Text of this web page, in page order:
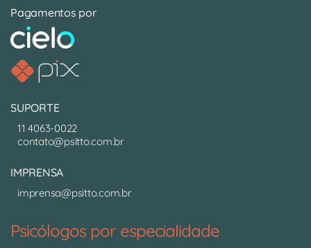
Pagamentos por
SUPORTE
11 4063-0022
contato@psitto.com.br
IMPRENSA
imprensa@psitto.com.br
Psicólogos por especialidade